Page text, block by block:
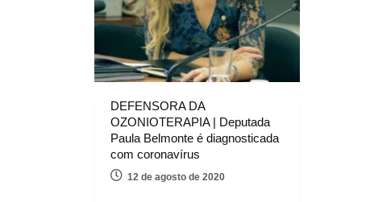
DEFENSORA DA
OZONIOTERAPIA | Deputada
Paula Belmonte é diagnosticada
com coronavírus
12 de agosto de 2020